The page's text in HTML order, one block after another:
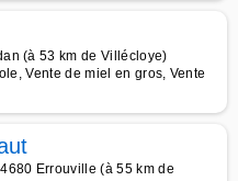
(à 53 km de Villécloye)
Vente de miel en gros, Vente
Errouville (à 55 km de